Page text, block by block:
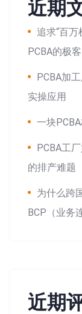
近期
追求“百
PCBA的极
PCBA加
实操应用
一块
PCBA工
的排产难题
为什么跨
BCP（业务
近期